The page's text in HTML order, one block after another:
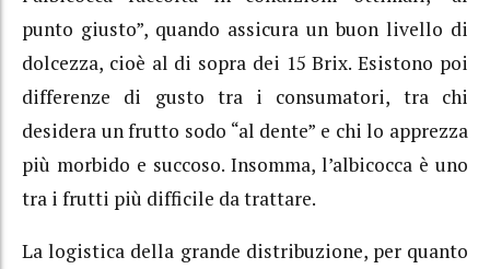
punto giusto”, quando assicura un buon livello di
dolcezza, cioè al di sopra dei 15 Brix. Esistono poi
differenze di gusto tra i consumatori, tra chi
desidera un frutto sodo “al dente” e chi lo apprezza
più morbido e succoso. Insomma, l’albicocca è uno
tra i frutti più difficile da trattare.
La logistica della grande distribuzione, per quanto